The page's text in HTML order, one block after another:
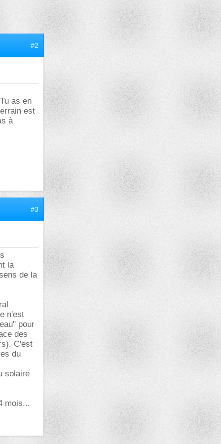
#2
as en
est
à
#3
la
de la
n'est
pour
des
C'est
du
solaire
mois...